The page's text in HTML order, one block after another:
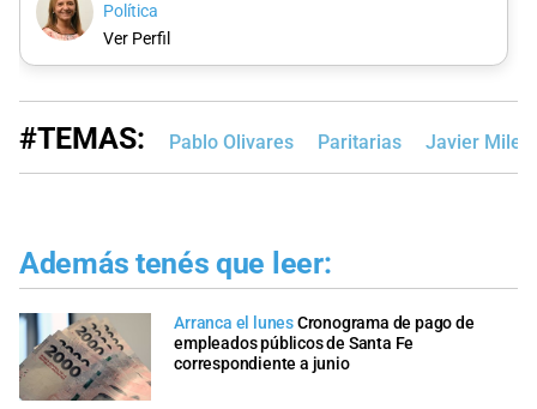
Política
Ver Perfil
#TEMAS: Pablo Olivares Paritarias Javier Milei
Además tenés que leer:
Arranca el lunesCronograma de pago de
empleados públicos de Santa Fe
correspondiente a junio